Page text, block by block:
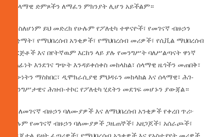
የሰላማዊ ድምጾችን ለማፈን ምክንያት ሊሆን አይችልም።
4. ስለሆነም ይህ መድረክ የሁሉም የፖለቲካ ተዋናዮች፣ የመገናኛ ብዙኃን
ተቋማት፣ የማህበረሰብ አንቂዎች፣ የማህበረሰብ መሪዎች፣ የሲቪል ማህበረሰብ
ድርጅቶች እና በየትኛዉም እርከን ላይ ያሉ የመንግሥት ባለሥልጣናት ዋነኛ
ኃላፊነት እንደገና ግጭት እንዳይቀሰቀስ መከላከል፣ ሰላማዊ ዜጎችን መጠበቅ፣
እውነትን ማስከበር፣ ዲሞክራሲያዊ ምህዳሩን መከላከል እና ሰላማዊ፣ ሕገ-
መንግሥታዊና ሕዝብ-ተኮር የፖለቲካ ሂደትን መደገፍ መሆኑን ያውጃል።
5. ለመገናኛ ብዙኃን ባለሙያዎች እና ለማህበረሰብ አንቂዎች የቀረበ ጥሪ፦
ሁሉም የመገናኛ ብዙኃን ባለሙያዎች ጋዜጠኞች፣ አዘጋጆች፣ አሰራጮች፣